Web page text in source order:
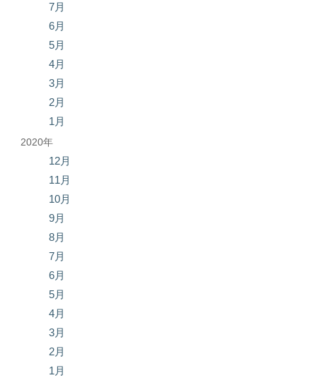
7月
6月
5月
4月
3月
2月
1月
2020年
12月
11月
10月
9月
8月
7月
6月
5月
4月
3月
2月
1月